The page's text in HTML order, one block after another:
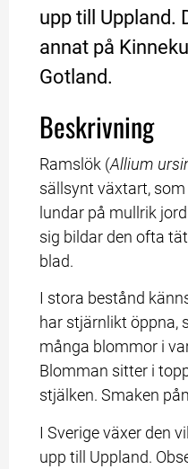
upp till Uppland.
annat på
Gotland.
Beskrivning
Ramslök (Allium
sällsynt växtart,
lundar på mullrik
sig bildar den ofta
blad.
I stora bestånd
har stjärnlikt öppna,
många blommor i
Blomman sitter i
stjälken. Smaken
I Sverige växer den
upp till Uppland.